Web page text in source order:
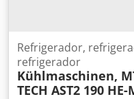
Refrigerador,
refrigerador
Kühlmaschinen,
TECH AST2 190